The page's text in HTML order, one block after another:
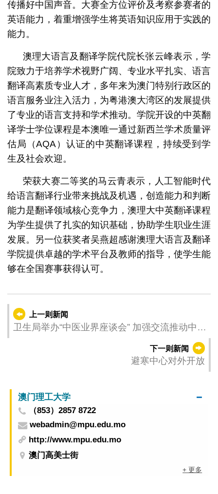
传播好中国声音。大赛全方位评价及考察参赛者的
英语能力，着重增强学生将英语知识应用于实践的
能力。
澳理大语言及翻译学院代院长张云峰表示，学
院致力于培养学术视野广阔、专业水平扎实、语言
翻译高素质专业人才，多年来为澳门特别行政区的
语言服务业注入活力，为粤港澳大湾区的发展提供
了专业的语言支持和学术推动。学院开设的中英翻
译学士学位课程是本澳唯一通过新西兰学术质量评
估局（AQA）认证的中英翻译课程，持续受到学
生及社会欢迎。
荣获大赛二等奖的马云青表示，人工智能时代
给语言翻译行业带来挑战及机遇，创造能力和判断
能力是翻译领域核心竞争力，澳理大中英翻译课程
为学生提供了扎实的知识基础，协助学生职业生涯
发展。另一位获奖者吴燕超感谢澳理大语言及翻译
学院提供卓越的学术平台及教师的指导，使学生能
够在全国赛事获得认可。
上一则新闻
卫生局举办“中医业界座谈会” 加强交流推动中医
下一则新闻
​避寒中心对外开放
澳门理工大学
（853）2857 8722
webadmin@mpu.edu.mo
http://www.mpu.edu.mo
澳门高美士街
+ 更多